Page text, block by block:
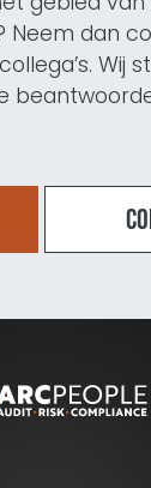
Neem dan
Wij
het laatste
en Compliance.